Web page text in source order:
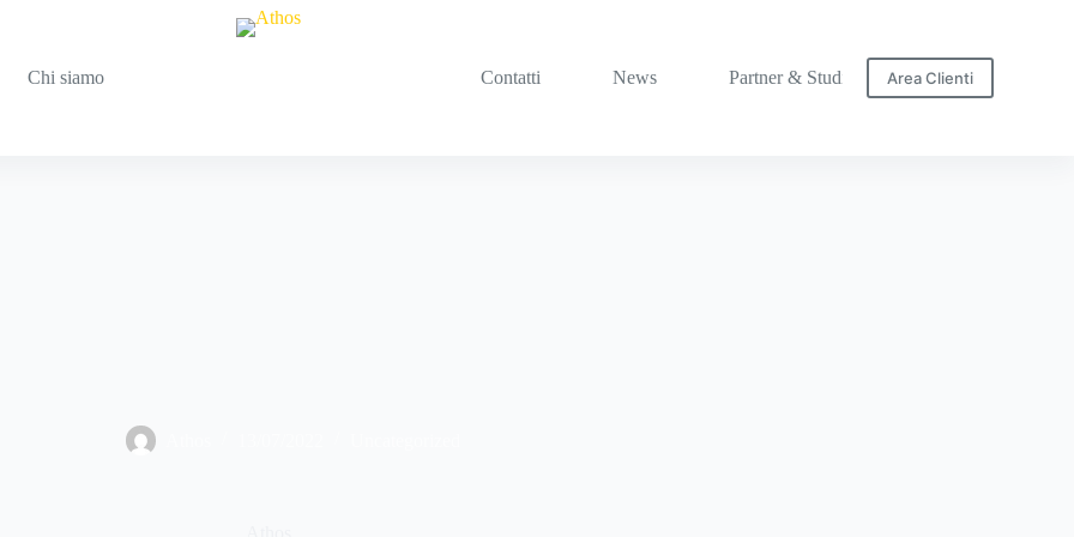
Chi siamo Contatti News Partner & Studi Area Clienti